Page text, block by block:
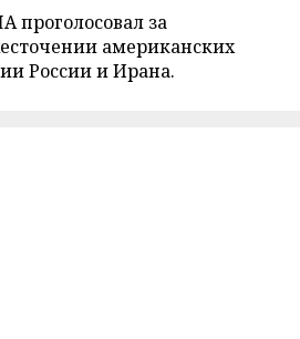
проголосовал за
американских
России и Ирана.